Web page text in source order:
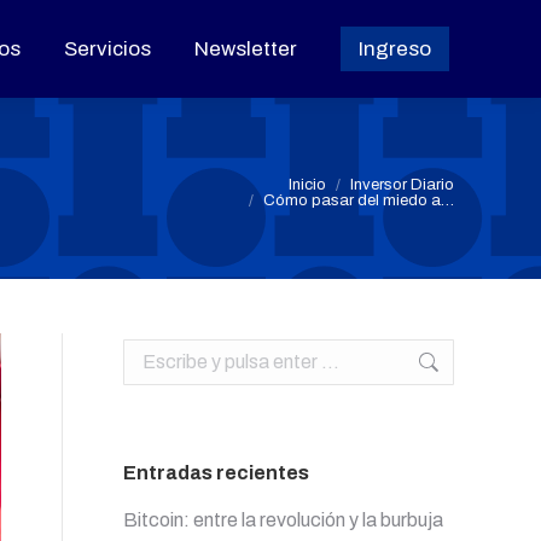
Servicios Newsletter Ingreso
Estás aquí: Inicio
Inversor Diario
Cómo pasar del miedo a…
Buscar:
Entradas recientes
Bitcoin: entre la revolución y la burbuja
Servicios Newsletter Ingreso